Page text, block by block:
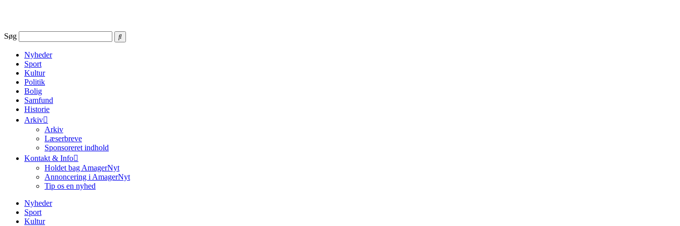
Søg
Nyheder
Sport
Kultur
Politik
Bolig
Samfund
Historie
Arkiv
Arkiv
Læserbreve
Sponsoreret indhold
Kontakt & Info
Holdet bag AmagerNyt
Annoncering i AmagerNyt
Tip os en nyhed
Nyheder
Sport
Kultur